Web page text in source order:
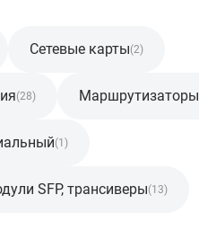
Сетевые карты(2)
(28) Маршрутизаторы
(1)
SFP, трансиверы(13)